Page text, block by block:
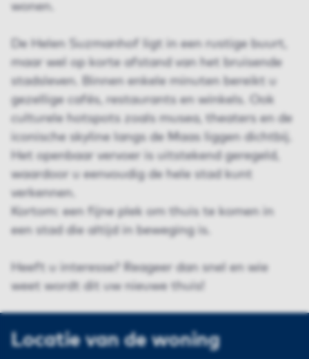
wonen.
De Helen Suzmanhof ligt in een rustige buurt,
maar wel op korte afstand van het bruisende
stadsleven. Binnen enkele minuten bereikt u
gezellige cafés, restaurants en winkels. Ook
culturele hotspots zoals musea, theaters en de
iconische skyline langs de Maas liggen dichtbij.
Het openbaar vervoer is uitstekend geregeld,
waardoor u eenvoudig de hele stad kunt
verkennen.
Kortom: een fijne plek om thuis te komen in
een stad die altijd in beweging is.
Heeft u interesse? Reageer dan snel en wie
weet wordt dit uw nieuwe thuis!
Locatie van de woning